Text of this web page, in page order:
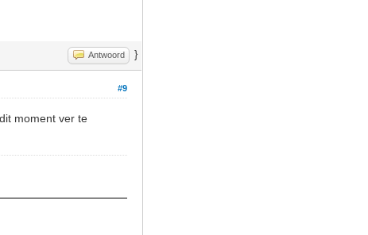
Antwoord }
#9
moment ver te